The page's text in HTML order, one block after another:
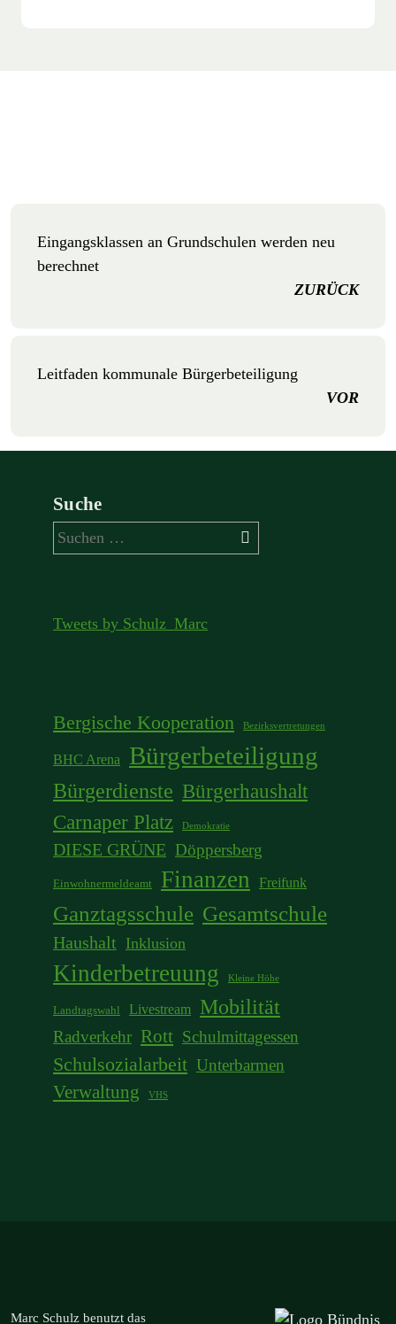
Eingangsklassen an Grundschulen werden neu
berechnet
ZURÜCK
Leitfaden kommunale Bürgerbeteiligung
VOR
Suche
Suchen
nach:
Tweets by Schulz_Marc
Bergische Kooperation Bezirksvertretungen
BHC Arena Bürgerbeteiligung
Bürgerdienste Bürgerhaushalt
Carnaper Platz
Demokratie
DIESE GRÜNE Döppersberg
Einwohnermeldeamt Finanzen Freifunk
Ganztagsschule Gesamtschule
Haushalt Inklusion
Kinderbetreuung Kleine Höhe
Landtagswahl Livestream Mobilität
Radverkehr Rott Schulmittagessen
Schulsozialarbeit Unterbarmen
Verwaltung VHS
Marc Schulz benutzt das